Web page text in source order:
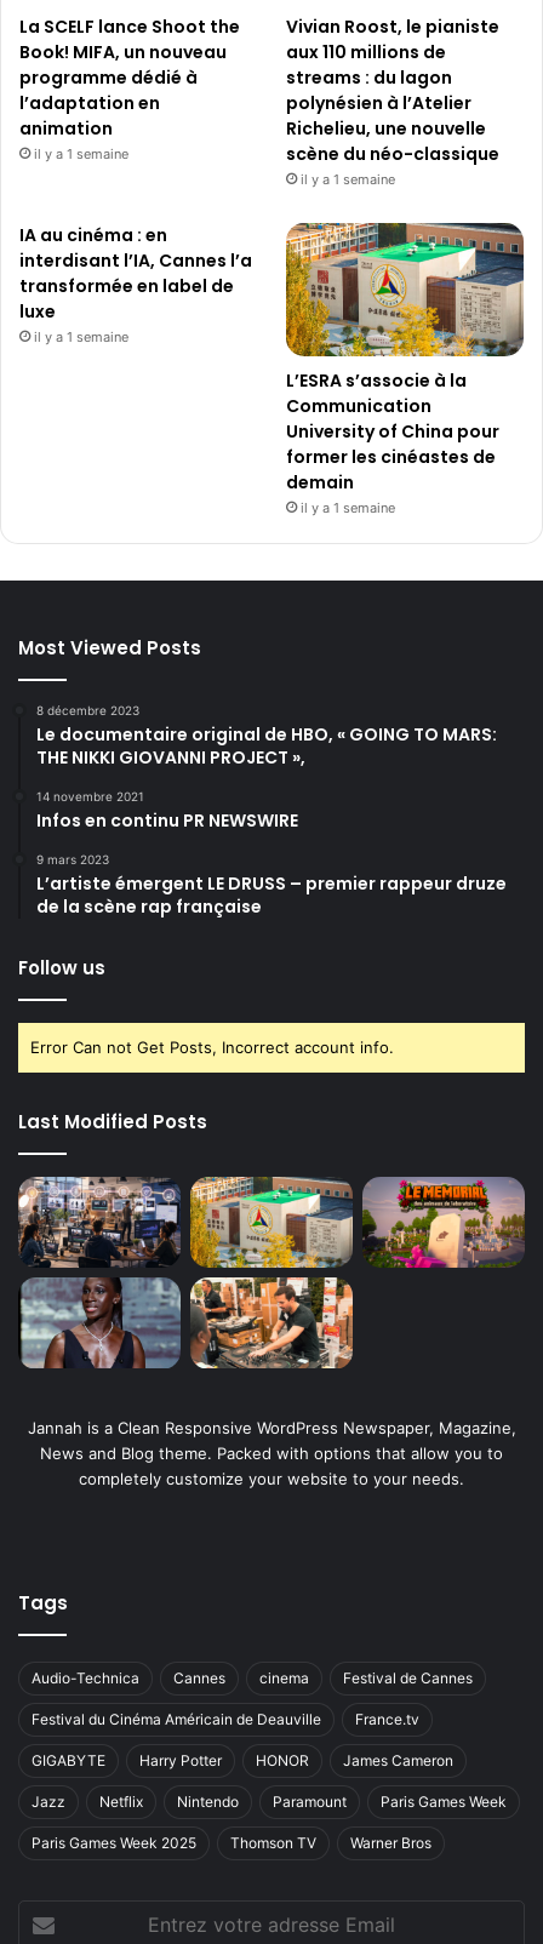
La SCELF lance Shoot the
Book! MIFA, un nouveau
programme dédié à
l’adaptation en
animation
il y a 1 semaine
Vivian Roost, le pianiste
aux 110 millions de
streams : du lagon
polynésien à l’Atelier
Richelieu, une nouvelle
scène du néo-classique
il y a 1 semaine
IA au cinéma : en
interdisant l’IA, Cannes l’a
transformée en label de
luxe
il y a 1 semaine
L’ESRA s’associe à la
Communication
University of China pour
former les cinéastes de
demain
il y a 1 semaine
Most Viewed Posts
8 décembre 2023
Le documentaire original de HBO, « GOING TO MARS:
THE NIKKI GIOVANNI PROJECT »,
14 novembre 2021
Infos en continu PR NEWSWIRE
9 mars 2023
L’artiste émergent LE DRUSS – premier rappeur druze
de la scène rap française
Follow us
Error Can not Get Posts, Incorrect account info.
Last Modified Posts
Jannah is a Clean Responsive WordPress Newspaper, Magazine,
News and Blog theme. Packed with options that allow you to
completely customize your website to your needs.
Tags
Audio-Technica Cannes cinema Festival de Cannes
Festival du Cinéma Américain de Deauville France.tv
GIGABYTE Harry Potter HONOR James Cameron
Jazz Netflix Nintendo Paramount Paris Games Week
Paris Games Week 2025 Thomson TV Warner Bros
votre